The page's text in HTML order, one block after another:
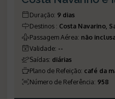
Duração: 9 dias
Destinos : Costa Navarino,
Passagem Aérea: não
Validade: --
Saídas: diárias
Plano de Refeição: café da
Número de Referência: 958